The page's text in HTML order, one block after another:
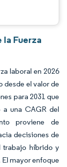
Fuerza
laboral en 2026
desde el valor de
para 2031 que
a una CAGR del
proviene de
decisiones de
trabajo híbrido y
mayor enfoque